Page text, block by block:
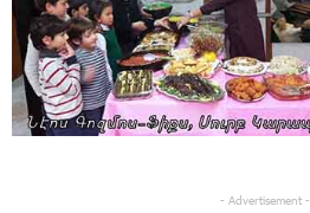
- Advertisement -